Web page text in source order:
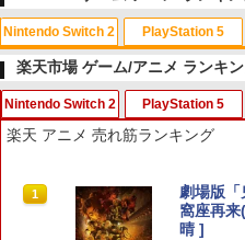
Nintendo Switch 2
1
スプラト
コード版
PlayStation 5
1
日本語
ese
￥55,000
1
【純正
ラー +
1
劇場版「
窩座再来
楽天市場 ゲーム/アニメ ランキ
Nintendo Switch 2
1
【7週連
itch2 コ
ァームウ
PlayStation 5
1
鬼エイム
ング
CoD 高
楽天 アニメ 売れ筋ランキング
1
劇場版「
窩座再
晴 ]